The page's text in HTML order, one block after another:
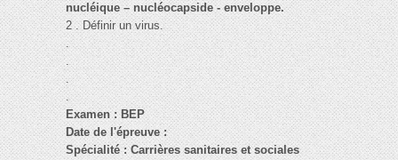
nucléique – nucléocapside - enveloppe.
2 . Définir un virus.
.
.
.
.
Examen : BEP
Date de l'épreuve :
Spécialité : Carrières sanitaires et sociales